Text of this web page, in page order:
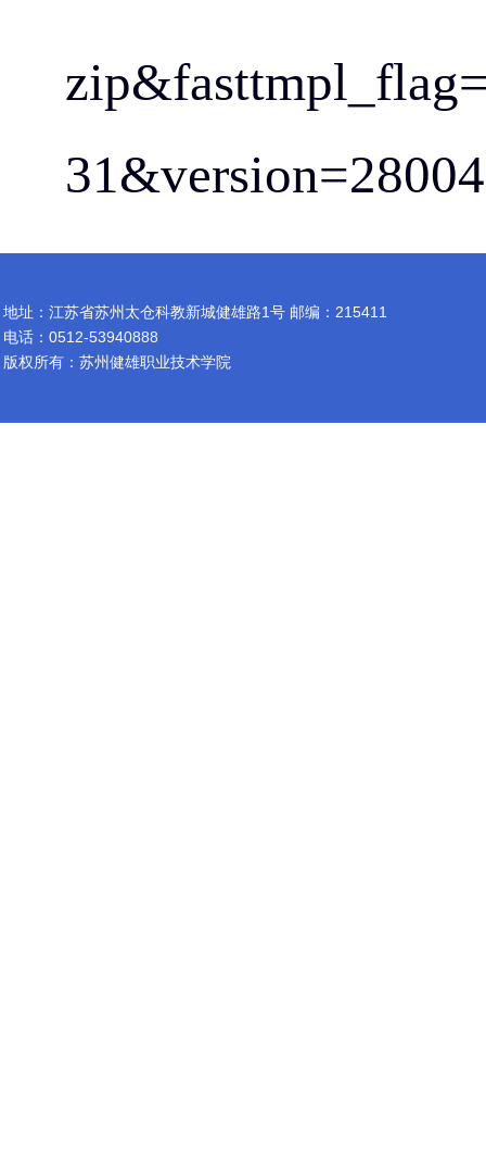
地址：江苏省苏州太仓科教新城健雄路1号 邮编：215411
电话：0512-53940888
版权所有：苏州健雄职业技术学院